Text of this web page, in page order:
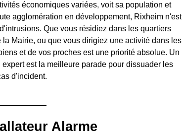
économiques variées, voit sa population et
agglomération en développement, Rixheim n'est
Que vous résidiez dans les quartiers
Mairie, ou que vous dirigiez une activité dans les
et de vos proches est une priorité absolue. Un
est la meilleure parade pour dissuader les
d'incident.
Alarme